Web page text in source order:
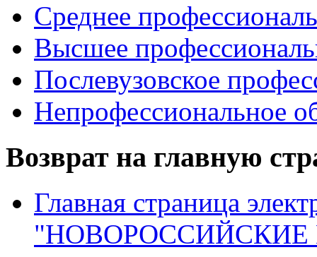
Среднее
Высшее
Послевузовское
Непрофессиональное
Возврат на главную
Главная страница
"НОВОРОССИЙСКИЕ